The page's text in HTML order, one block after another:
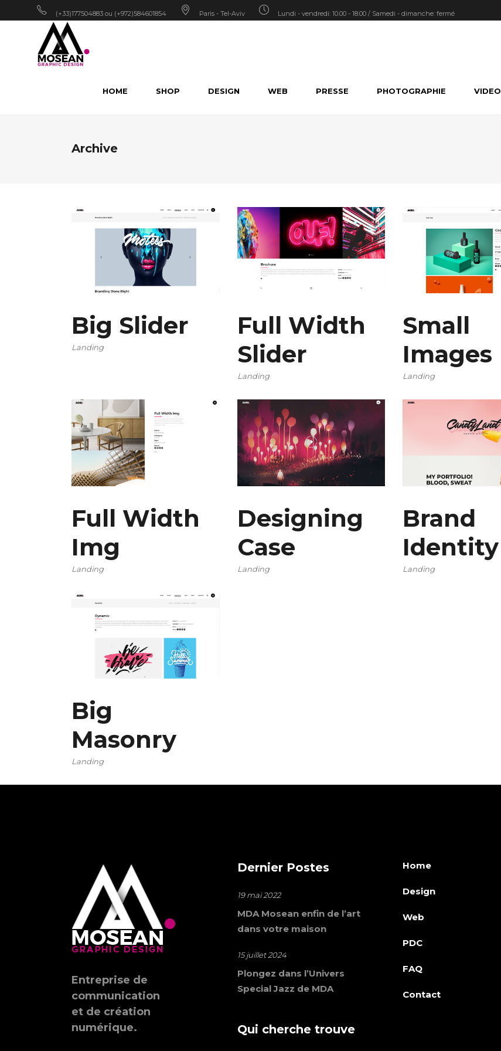
(+33)177504883 ou (+972)584601854 Paris - Tel-Aviv Lundi - vendredi: 10.00 - 18.00 / Samedi - dimanche: fermé
HOME SHOP DESIGN WEB PRESSE PHOTOGRAPHIE VIDEO
Archive
Big Slider
Landing
Full Width
Slider
Landing
Small
Images
Landing
Full Width
Img
Landing
Designing
Case
Landing
Brand
Identity
Landing
Big
Masonry
Landing
Entreprise de
communication
et de création
numérique.
Dernier Postes
19 mai 2022
MDA Mosean enfin de l’art
dans votre maison
15 juillet 2024
Plongez dans l’Univers
Special Jazz de MDA
Qui cherche trouve
Home
Design
Web
PDC
FAQ
Contact